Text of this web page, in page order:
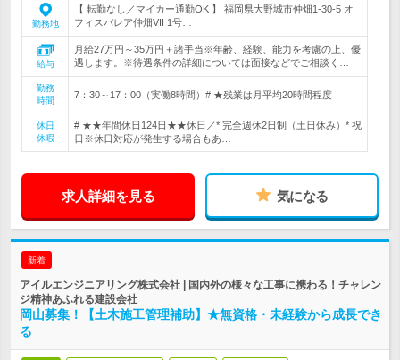
勤務地
【 転勤なし／マイカー通勤OK 】 福岡県大野城市仲畑1-30-5 オ
フィスパレア仲畑VII 1号…
給与
月給27万円～35万円＋諸手当※年齢、経験、能力を考慮の上、優
遇します。※待遇条件の詳細については面接などでご相談く…
勤務
時間
7：30～17：00（実働8時間）# ★残業は月平均20時間程度
休日
休暇
# ★★年間休日124日★★休日／* 完全週休2日制（土日休み）* 祝
日※休日対応が発生する場合もあ…
求人詳細を見る 気になる
新着
アイルエンジニアリング株式会社 | 国内外の様々な工事に携わる！チャレン
ジ精神あふれる建設会社
岡山募集！【土木施工管理補助】★無資格・未経験から成長でき
る